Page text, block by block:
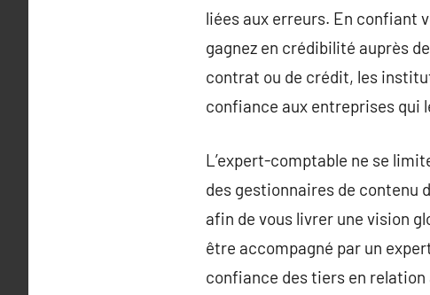
liées aux erreurs. En confiant
gagnez en crédibilité auprès
contrat ou de crédit, les
confiance aux entreprises qui
L’expert-comptable ne se
des gestionnaires de contenu
afin de vous livrer une vision
être accompagné par un
confiance des tiers en